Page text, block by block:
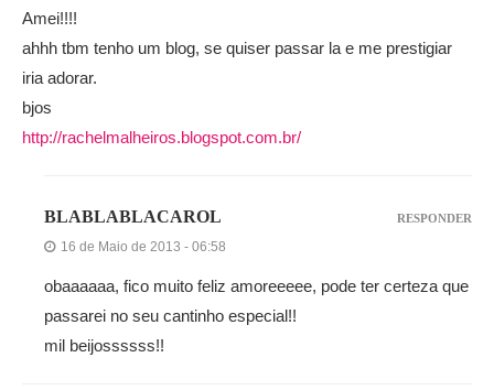
Amei!!!!
ahhh tbm tenho um blog, se quiser passar la e me prestigiar
iria adorar.
bjos
http://rachelmalheiros.blogspot.com.br/
BLABLABLACAROL
16 de Maio de 2013 - 06:58
obaaaaaa, fico muito feliz amoreeeee, pode ter certeza que
passarei no seu cantinho especial!!
mil beijossssss!!
RESPONDER